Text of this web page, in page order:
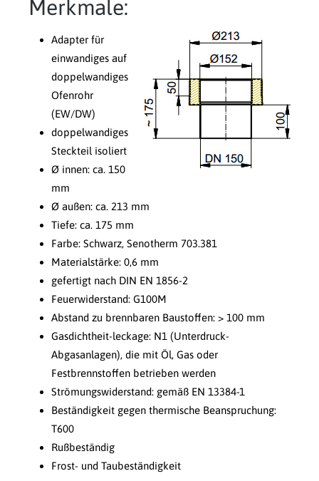
Merkmale:
Adapter für
einwandiges auf
doppelwandiges
Ofenrohr
(EW/DW)
doppelwandiges
Steckteil isoliert
Ø innen: ca. 150
mm
Ø außen: ca. 213 mm
Tiefe: ca. 175 mm
Farbe: Schwarz, Senotherm 703.381
Materialstärke: 0,6 mm
gefertigt nach DIN EN 1856-2
Feuerwiderstand: G100M
Abstand zu brennbaren Baustoffen: > 100 mm
Gasdichtheit-leckage: N1 (Unterdruck-
Abgasanlagen), die mit Öl, Gas oder
Festbrennstoffen betrieben werden
Strömungswiderstand: gemäß EN 13384-1
Beständigkeit gegen thermische Beanspruchung:
T600
Rußbeständig
Frost- und Taubeständigkeit